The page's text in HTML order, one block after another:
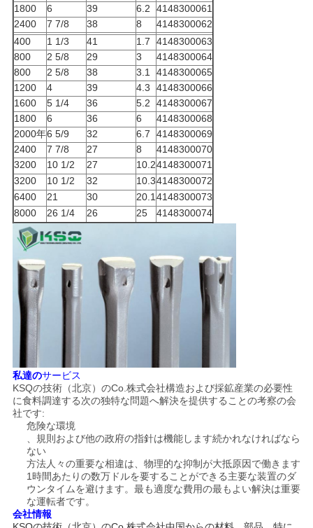
1800
6 39 6.2
4148300061
2400
7 7/8 38 8
4148300062
400
1 1/3 41 1.7
4148300063
800
2 5/8 29 3
4148300064
800
2 5/8 38 3.1
4148300065
1200
4 39 4.3
4148300066
1600
5 1/4 36 5.2
4148300067
1800
6 36 6
4148300068
2000年6 5/9 32 6.7
4148300069
2400
7 7/8 27 8
4148300070
3200
10 1/2 27 10.24148300071
3200
10 1/2 32 10.34148300072
6400
21 30 20.14148300073
8000
26 1/4 26 25 4148300074
私達のサービス
KSQの技術（北京）のCo.株式会社構造および採鉱産業の必要性
に食料調達する次の独特な問題へ解決を提供することの考察の会
社です:
危険な環境
、規則および他の政府の指針は機能します続かれなければなら
ない
方法人々の重要な相違は、物理的な抑制が大抵原因で働きます
1時間あたりの数万ドルを要することができる主要な装置のダ
ウンタイムを避けます。最も適度な費用の最もよい解決は重要
な運転者です。
会社情報